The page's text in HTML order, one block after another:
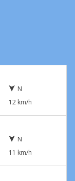
N
12 km/h
N
11 km/h